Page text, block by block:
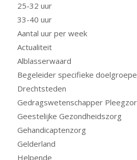
25-32 uur
33-40 uur
Aantal uur per week
Actualiteit
Alblasserwaard
Begeleider specifieke
Drechtsteden
Gedragswetenschapper
Geestelijke Gezondheidszorg
Gehandicaptenzorg
Gelderland
Helpende